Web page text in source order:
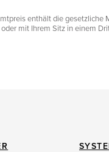
enthält die gesetzliche
mit Ihrem Sitz in einem